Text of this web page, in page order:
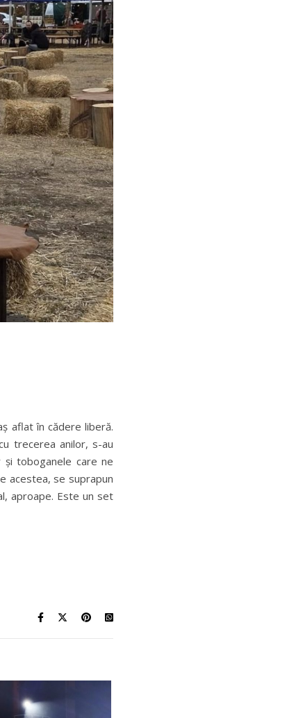
aflat în cădere liberă.
trecerea anilor, s-au
toboganele care ne
acestea, se suprapun
aproape. Este un set